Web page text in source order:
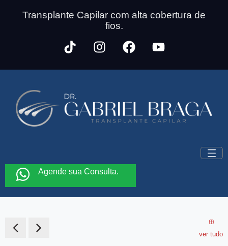
Transplante Capilar com alta cobertura de
fios.
Agende sua Consulta.
ver tudo